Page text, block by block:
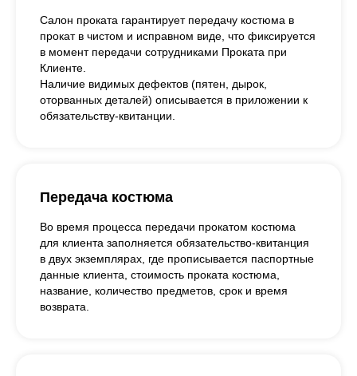
Салон проката гарантирует передачу костюма в
прокат в чистом и исправном виде, что фиксируется
в момент передачи сотрудниками Проката при
Клиенте.
Наличие видимых дефектов (пятен, дырок,
оторванных деталей) описывается в приложении к
обязательству-квитанции.
Передача костюма
Во время процесса передачи прокатом костюма
для клиента заполняется обязательство-квитанция
в двух экземплярах, где прописывается паспортные
данные клиента, стоимость проката костюма,
название, количество предметов, срок и время
возврата.